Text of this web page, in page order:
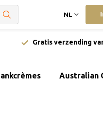
NL
Gratis verzending
Australian